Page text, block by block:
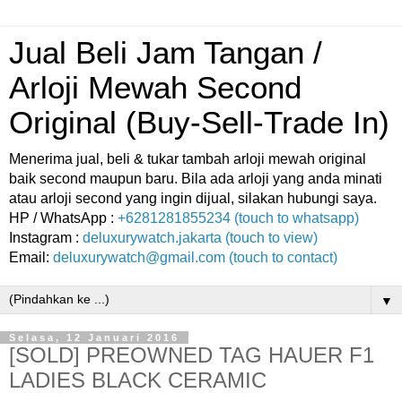
Jual Beli Jam Tangan /
Arloji Mewah Second
Original (Buy-Sell-Trade In)
Menerima jual, beli & tukar tambah arloji mewah original
baik second maupun baru. Bila ada arloji yang anda minati
atau arloji second yang ingin dijual, silakan hubungi saya.
HP / WhatsApp : +6281281855234 (touch to whatsapp)
Instagram : deluxurywatch.jakarta (touch to view)
Email: deluxurywatch@gmail.com (touch to contact)
▼
Selasa, 12 Januari 2016
[SOLD] PREOWNED TAG HAUER F1
LADIES BLACK CERAMIC